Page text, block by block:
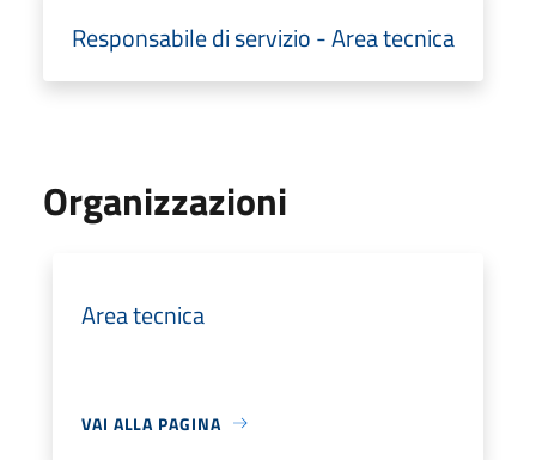
Responsabile di servizio - Area tecnica
Organizzazioni
Area tecnica
VAI ALLA PAGINA